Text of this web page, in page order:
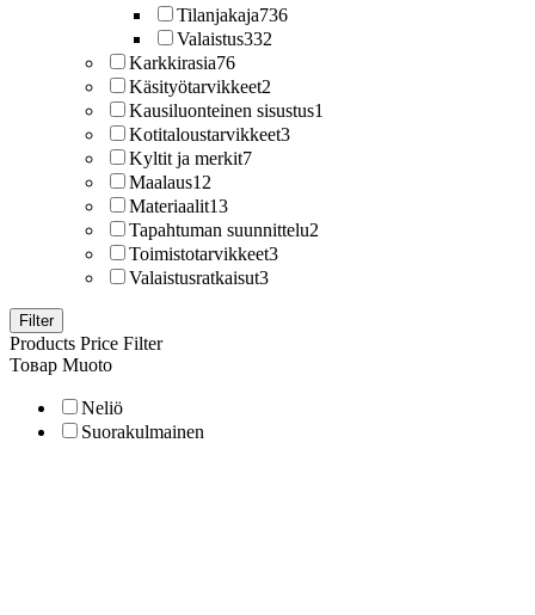
Tilanjakaja736
Valaistus332
Karkkirasia76
Käsityötarvikkeet2
Kausiluonteinen sisustus1
Kotitaloustarvikkeet3
Kyltit ja merkit7
Maalaus12
Materiaalit13
Tapahtuman suunnittelu2
Toimistotarvikkeet3
Valaistusratkaisut3
Filter
Products Price Filter
Товар Muoto
Neliö
Suorakulmainen